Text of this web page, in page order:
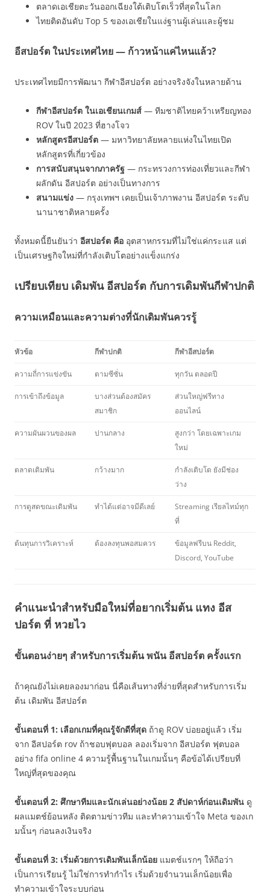
ตลาดเอเชียตะวันออกเฉียงใต้เติบโตเร็วที่สุดในโลก
ไทยติดอันดับ Top 5 ของเอเชียในแง่ฐานผู้เล่นและผู้ชม
อีสปอร์ต ในประเทศไทย — ก้าวหน้าแค่ไหนแล้ว?
ประเทศไทยมีการพัฒนา กีฬาอีสปอร์ต อย่างจริงจังในหลายด้าน
กีฬาอีสปอร์ต ในเอเชียนเกมส์ — ทีมชาติไทยคว้าเหรียญทอง
ROV ในปี 2023 ที่ฮางโจว
หลักสูตรอีสปอร์ต — มหาวิทยาลัยหลายแห่งในไทยเปิด
หลักสูตรที่เกี่ยวข้อง
การสนับสนุนจากภาครัฐ — กระทรวงการท่องเที่ยวและกีฬา
ผลักดัน อีสปอร์ต อย่างเป็นทางการ
สนามแข่ง — กรุงเทพฯ เคยเป็นเจ้าภาพงาน อีสปอร์ต ระดับ
นานาชาติหลายครั้ง
ทั้งหมดนี้ยืนยันว่า อีสปอร์ต คือ อุตสาหกรรมที่ไม่ใช่แค่กระแส แต่
เป็นเศรษฐกิจใหม่ที่กำลังเติบโตอย่างแข็งแกร่ง
เปรียบเทียบ เดิมพัน อีสปอร์ต กับการเดิมพันกีฬาปกติ
ความเหมือนและความต่างที่นักเดิมพันควรรู้
หัวข้อ กีฬาปกติ กีฬาอีสปอร์ต
ความถี่การแข่งขัน ตามซีซั่น ทุกวัน ตลอดปี
การเข้าถึงข้อมูล
บางส่วนต้องสมัคร
สมาชิก
ส่วนใหญ่ฟรีทาง
ออนไลน์
ความผันผวนของผล ปานกลาง
สูงกว่า โดยเฉพาะเกม
ใหม่
ตลาดเดิมพัน กว้างมาก
กำลังเติบโต ยังมีช่อง
ว่าง
การดูสดขณะเดิมพัน ทำได้แต่อาจมีดีเลย์
Streaming เรียลไทม์ทุก
ที่
ต้นทุนการวิเคราะห์ ต้องลงทุนพอสมควร
ข้อมูลฟรีบน Reddit,
Discord, YouTube
คำแนะนำสำหรับมือใหม่ที่อยากเริ่มต้น แทง อีส
ปอร์ต ที่ หวยไว
ขั้นตอนง่ายๆ สำหรับการเริ่มต้น พนัน อีสปอร์ต ครั้งแรก
ถ้าคุณยังไม่เคยลองมาก่อน นี่คือเส้นทางที่ง่ายที่สุดสำหรับการเริ่ม
ต้น เดิมพัน อีสปอร์ต
ขั้นตอนที่ 1: เลือกเกมที่คุณรู้จักดีที่สุด ถ้าดู ROV บ่อยอยู่แล้ว เริ่ม
จาก อีสปอร์ต rov ถ้าชอบฟุตบอล ลองเริ่มจาก อีสปอร์ต ฟุตบอล
อย่าง fifa online 4 ความรู้พื้นฐานในเกมนั้นๆ คือข้อได้เปรียบที่
ใหญ่ที่สุดของคุณ
ขั้นตอนที่ 2: ศึกษาทีมและนักเล่นอย่างน้อย 2 สัปดาห์ก่อนเดิมพัน ดู
ผลแมตช์ย้อนหลัง ติดตามข่าวทีม และทำความเข้าใจ Meta ของเก
มนั้นๆ ก่อนลงเงินจริง
ขั้นตอนที่ 3: เริ่มด้วยการเดิมพันเล็กน้อย แมตช์แรกๆ ให้ถือว่า
เป็นการเรียนรู้ ไม่ใช่การทำกำไร เริ่มด้วยจำนวนเล็กน้อยเพื่อ
ทำความเข้าใจระบบก่อน